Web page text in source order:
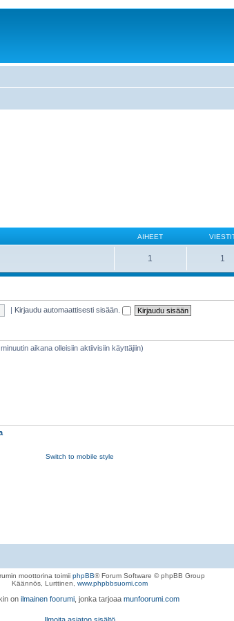
AIHEET
1 1
| Kirjaudu automaattisesti sisään.
aikana olleisiin aktiivisiin käyttäjiin)
Switch to mobile style
moottorina toimii phpBB® Forum Software © phpBB Group
Käännös, Lurttinen, www.phpbbsuomi.com
on ilmainen foorumi , jonka tarjoaa munfoorumi.com